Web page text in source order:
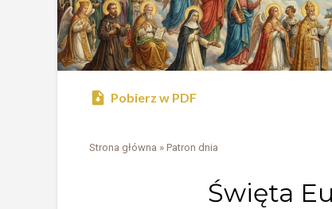
Pobierz w PDF
Strona główna » Patron dnia
Święta